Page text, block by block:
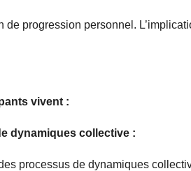
progression personnel.
vivent :
dynamiques collective :
processus de dynamiques